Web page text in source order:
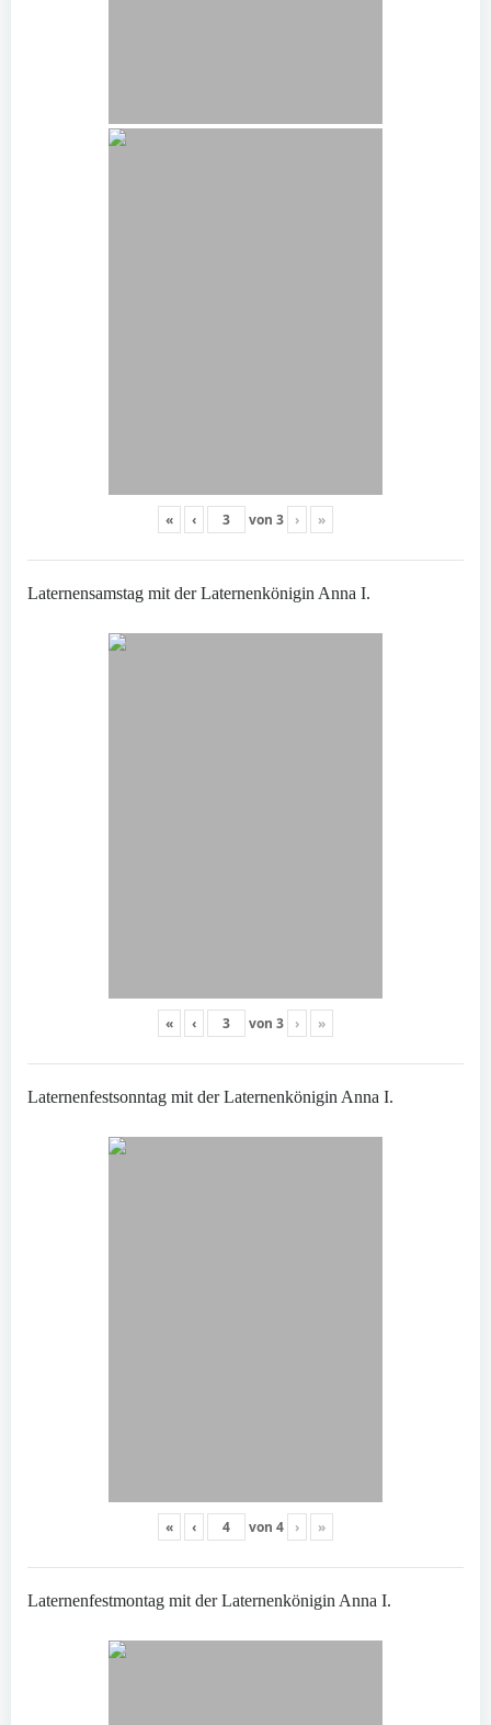
« ‹ von 3 › »
Laternensamstag mit der Laternenkönigin Anna I.
« ‹ von 3 › »
Laternenfestsonntag mit der Laternenkönigin Anna I.
« ‹ von 4 › »
Laternenfestmontag mit der Laternenkönigin Anna I.